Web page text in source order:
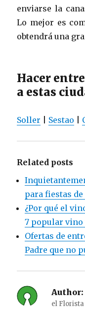
enviarse la
Lo mejor es
obtendrá una
Hacer
a estas
Soller Sestao
Related posts
para fiestas
¿Por qué el
7 popular
Ofertas de
Padre que no
Author:
el Florista